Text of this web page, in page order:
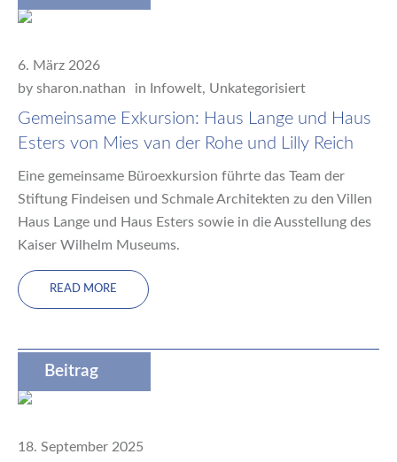
6. März 2026
by sharon.nathan in Infowelt, Unkategorisiert
Gemeinsame Exkursion: Haus Lange und Haus
Esters von Mies van der Rohe und Lilly Reich
Eine gemeinsame Büroexkursion führte das Team der
Stiftung Findeisen und Schmale Architekten zu den Villen
Haus Lange und Haus Esters sowie in die Ausstellung des
Kaiser Wilhelm Museums.
READ MORE
Beitrag
18. September 2025